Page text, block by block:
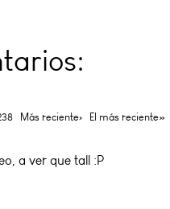
Más reciente› El más reciente»
a ver que tall :P